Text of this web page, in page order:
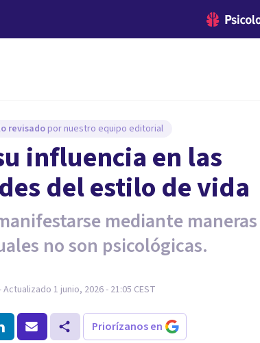
revisado por nuestro equipo editorial
influencia en las
del estilo de vida
mediante
no son psicológicas.
1 junio, 2026 - 21:05 CEST
Priorízanos en